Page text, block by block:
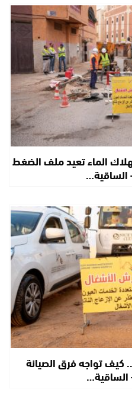
الماء تعيد ملف الضغط
كيف تواجه فرق الصيانة